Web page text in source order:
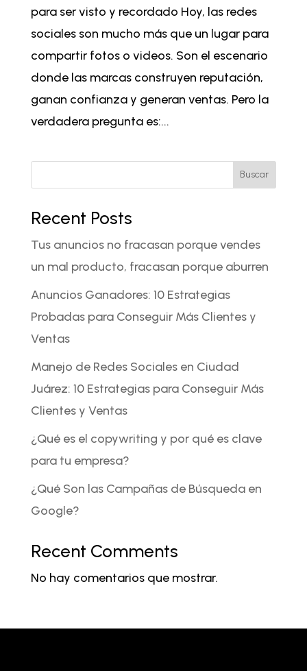
para ser visto y recordado Hoy, las redes
sociales son mucho más que un lugar para
compartir fotos o videos. Son el escenario
donde las marcas construyen reputación,
ganan confianza y generan ventas. Pero la
verdadera pregunta es:...
Buscar
Recent Posts
Tus anuncios no fracasan porque vendes
un mal producto, fracasan porque aburren
Anuncios Ganadores: 10 Estrategias
Probadas para Conseguir Más Clientes y
Ventas
Manejo de Redes Sociales en Ciudad
Juárez: 10 Estrategias para Conseguir Más
Clientes y Ventas
¿Qué es el copywriting y por qué es clave
para tu empresa?
¿Qué Son las Campañas de Búsqueda en
Google?
Recent Comments
No hay comentarios que mostrar.